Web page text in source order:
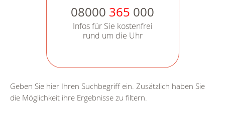
08000 365 000
Infos für Sie kostenfrei
rund um die Uhr
Geben Sie hier Ihren Suchbegriff ein. Zusätzlich haben Sie
die Möglichkeit ihre Ergebnisse zu filtern.